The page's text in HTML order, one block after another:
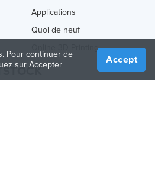
Applications
Quoi de neuf
Online 3D Printing
Pour continuer de
sur Accepter
Accept